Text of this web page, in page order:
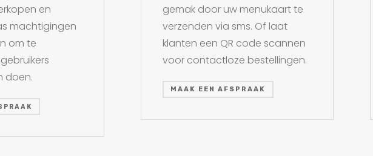
en
machtigingen
om te
doen.
gemak door uw menukaart te
verzenden via sms. Of laat
klanten een QR code scannen
voor contactloze bestellingen.
MAAK EEN AFSPRAAK